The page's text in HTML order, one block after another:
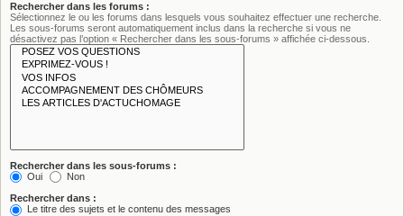
Rechercher dans les forums :
Sélectionnez le ou les forums dans lesquels vous souhaitez effectuer une recherche.
Les sous-forums seront automatiquement inclus dans la recherche si vous ne
désactivez pas l’option « Rechercher dans les sous-forums » affichée ci-dessous.
Rechercher dans les sous-forums :
Oui
Non
Rechercher dans :
Le titre des sujets et le contenu des messages